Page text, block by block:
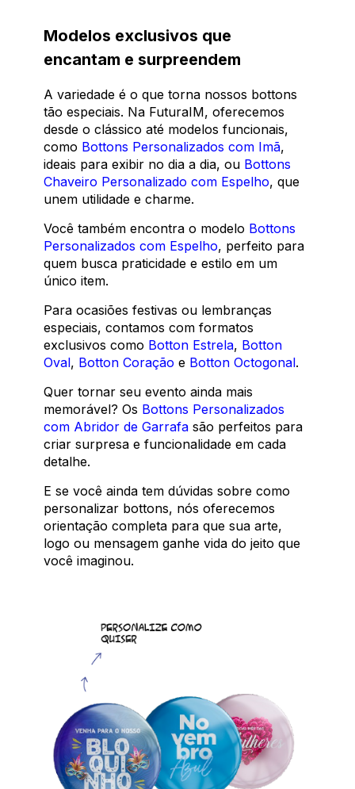
Modelos exclusivos que
encantam e surpreendem
A variedade é o que torna nossos bottons
tão especiais. Na FuturaIM, oferecemos
desde o clássico até modelos funcionais,
como Bottons Personalizados com Imã,
ideais para exibir no dia a dia, ou Bottons
Chaveiro Personalizado com Espelho, que
unem utilidade e charme.
Você também encontra o modelo Bottons
Personalizados com Espelho, perfeito para
quem busca praticidade e estilo em um
único item.
Para ocasiões festivas ou lembranças
especiais, contamos com formatos
exclusivos como Botton Estrela, Botton
Oval, Botton Coração e Botton Octogonal.
Quer tornar seu evento ainda mais
memorável? Os Bottons Personalizados
com Abridor de Garrafa são perfeitos para
criar surpresa e funcionalidade em cada
detalhe.
E se você ainda tem dúvidas sobre como
personalizar bottons, nós oferecemos
orientação completa para que sua arte,
logo ou mensagem ganhe vida do jeito que
você imaginou.